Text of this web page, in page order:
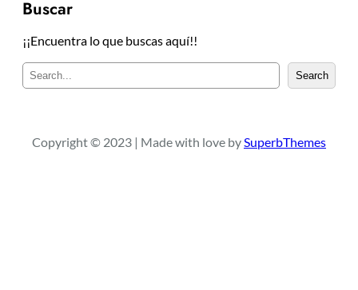
Buscar
¡¡Encuentra lo que buscas aquí!!
u
a
Search
Copyright © 2023 | Made with love bySuperbThemes